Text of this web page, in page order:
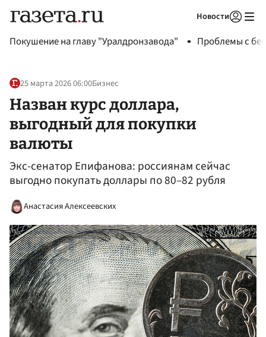
Новости
Покушение на главу "Уралдронзавода" Проблемы с
25 марта 2026 06:00Бизнес
Назван курс доллара,
выгодный для покупки
валюты
Экс-сенатор Епифанова: россиянам сейчас
выгодно покупать доллары по 80–82 рубля
Анастасия Алексеевских